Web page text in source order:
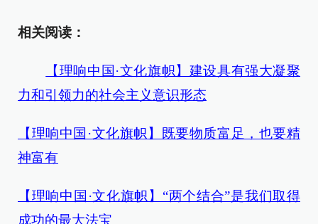
相关阅读：
【理响中国·文化旗帜】建设具有强大凝聚
力和引领力的社会主义意识形态
【理响中国·文化旗帜】既要物质富足，也要精
神富有
【理响中国·文化旗帜】“两个结合”是我们取得
成功的最大法宝